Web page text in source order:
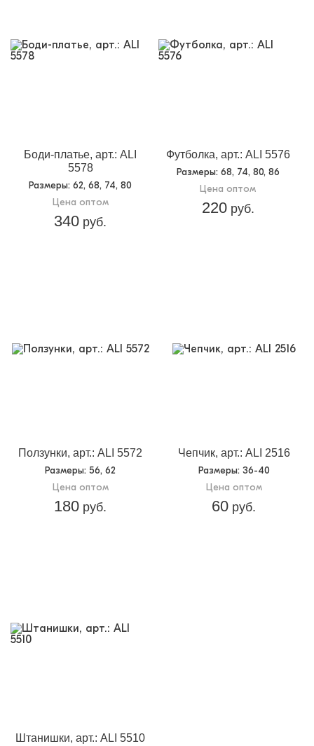
Боди-платье, арт.: ALI
5578
Размеры: 62, 68, 74, 80
Цена оптом
340 руб.
Футболка, арт.: ALI 5576
Размеры: 68, 74, 80, 86
Цена оптом
220руб.
Ползунки, арт.: ALI 5572
Размеры: 56, 62
Цена оптом
180 руб.
Чепчик, арт.: ALI 2516
Размеры: 36-40
Цена оптом
60 руб.
Штанишки, арт.: ALI 5510